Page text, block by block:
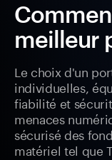
meilleur
Le choix d'un
individuelles,
fiabilité et
menaces
sécurisé des
matériel tel que